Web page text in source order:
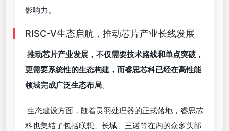
影响力。
RISC-V生态启航，推动芯片产业长线发展
推动芯片产业发展，不仅需要技术路线和单点突破，
更需要系统性的生态构建，而睿思芯科已经在高性能
领域完成广泛生态布局。
生态建设方面，随着灵羽处理器的正式落地，睿思芯
科也集结了包括联想、长城、三诺等在内的众多头部